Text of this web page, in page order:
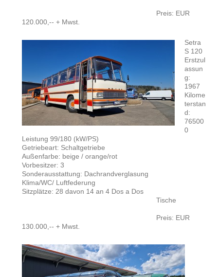
Preis: EUR
120.000,-- + Mwst.
Setra
S 120
Erstzul
assun
g:
1967
Kilome
terstan
d:
76500
0
Leistung 99/180 (kW/PS)
Getriebeart: Schaltgetriebe
Außenfarbe: beige / orange/rot
Vorbesitzer: 3
Sonderausstattung: Dachrandverglasung
Klima/WC/ Luftfederung
Sitzplätze: 28 davon 14 an 4 Dos a Dos
Tische
Preis: EUR
130.000,-- + Mwst.